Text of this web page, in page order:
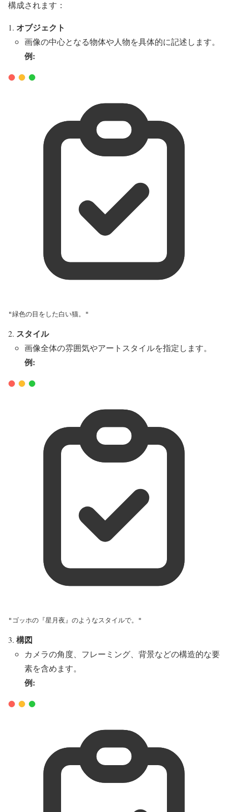
構成されます：
オブジェクト
画像の中心となる物体や人物を具体的に記述します。
例:
"緑色の目をした白い猫。"
スタイル
画像全体の雰囲気やアートスタイルを指定します。
例:
"ゴッホの『星月夜』のようなスタイルで。"
構図
カメラの角度、フレーミング、背景などの構造的な要
素を含めます。
例: